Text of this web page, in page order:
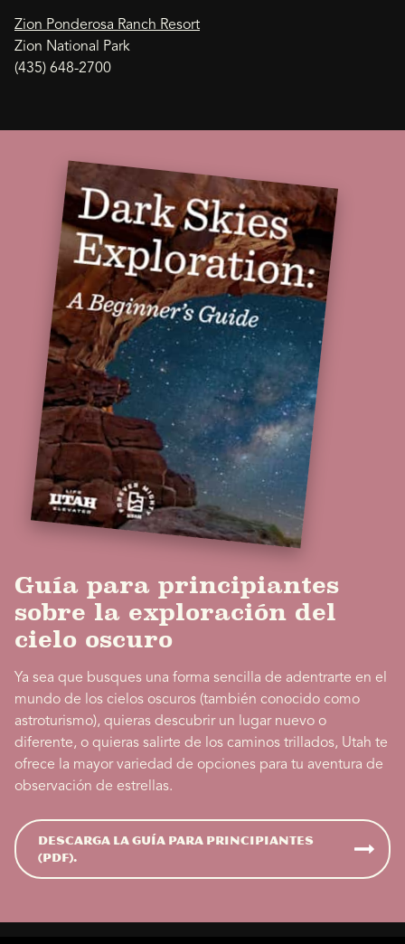
Zion Ponderosa Ranch Resort
Zion National Park
(435) 648-2700
Guía para principiantes
sobre la exploración del
cielo oscuro
Ya sea que busques una forma sencilla de adentrarte en el
mundo de los cielos oscuros (también conocido como
astroturismo), quieras descubrir un lugar nuevo o
diferente, o quieras salirte de los caminos trillados, Utah te
ofrece la mayor variedad de opciones para tu aventura de
observación de estrellas.
Descarga la guía para principiantes
(PDF).